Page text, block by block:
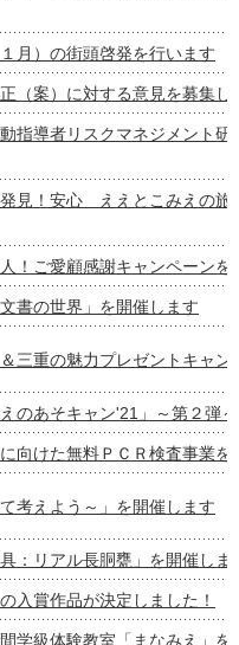
月）の街頭啓発を行います
（案）に対する意見を募集し
指導者リスクマネジメント研
見！安心 ええとこみえの旅
！ご愛顧感謝キャンペーンを
書の世界」を開催します
三重の魅力プレゼントキャン
のあそキャン'21」～第２弾
向けた無料ＰＣＲ検査事業を
考えよう～」を開催します
：リアル長胴甕」を開催しま
入賞作品が決定しました！
学級体験教室「まなみえ」を